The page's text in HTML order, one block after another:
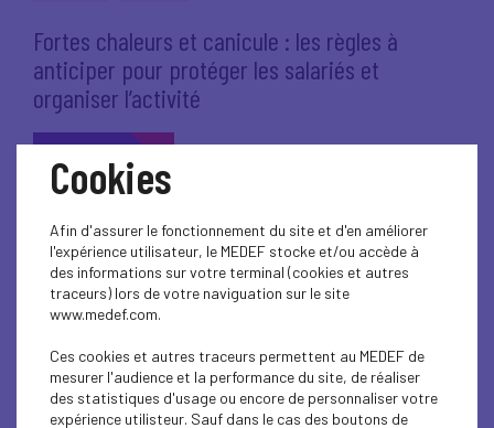
Fortes chaleurs et canicule : les règles à
anticiper pour protéger les salariés et
organiser l’activité
30 juin 2026
ACTUALITÉ ÉCONOMIE
Cartes sur table 2026 - Ce que la France ne
peut plus ignorer
Lire l'article
Cookies
Afin d'assurer le fonctionnement du site et d'en améliorer
l'expérience utilisateur, le MEDEF stocke et/ou accède à
des informations sur votre terminal (cookies et autres
traceurs) lors de votre naviguation sur le site
www.medef.com.
Ces cookies et autres traceurs permettent au MEDEF de
mesurer l'audience et la performance du site, de réaliser
des statistiques d'usage ou encore de personnaliser votre
expérience utilisteur. Sauf dans le cas des boutons de